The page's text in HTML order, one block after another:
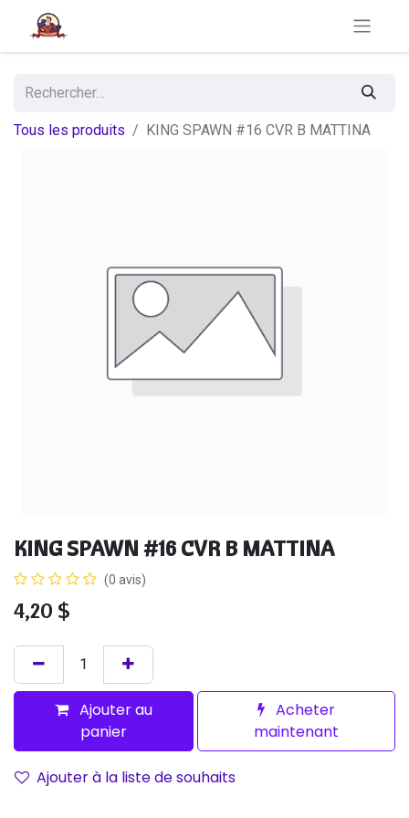
Tous les produits KING SPAWN #16 CVR B MATTINA
KING SPAWN #16 CVR B MATTINA
(0 avis)
4,20 $
Ajouter au
panier
Acheter
maintenant
Ajouter à la liste de souhaits